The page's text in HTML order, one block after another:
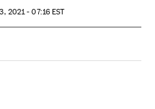
2021 - 07:16EST
Sociales